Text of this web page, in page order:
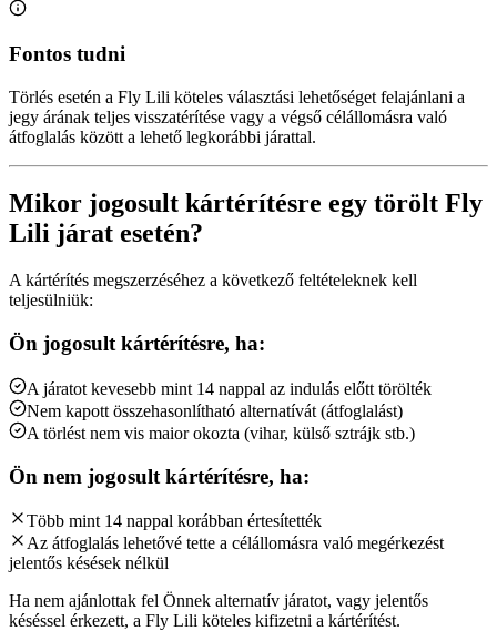
Fontos tudni
Törlés esetén a Fly Lili köteles választási lehetőséget felajánlani a
jegy árának teljes visszatérítése vagy a végső célállomásra való
átfoglalás között a lehető legkorábbi járattal.
Mikor jogosult kártérítésre egy törölt Fly
Lili járat esetén?
A kártérítés megszerzéséhez a következő feltételeknek kell
teljesülniük:
Ön jogosult kártérítésre, ha:
A járatot kevesebb mint 14 nappal az indulás előtt törölték
Nem kapott összehasonlítható alternatívát (átfoglalást)
A törlést nem vis maior okozta (vihar, külső sztrájk stb.)
Ön nem jogosult kártérítésre, ha:
Több mint 14 nappal korábban értesítették
Az átfoglalás lehetővé tette a célállomásra való megérkezést
jelentős késések nélkül
Ha nem ajánlottak fel Önnek alternatív járatot, vagy jelentős
késéssel érkezett, a Fly Lili köteles kifizetni a kártérítést.